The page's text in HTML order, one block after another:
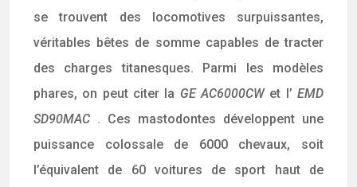
se trouvent des locomotives surpuissantes,
véritables bêtes de somme capables de tracter
des charges titanesques. Parmi les modèles
phares, on peut citer la GE AC6000CW et l’EMD
SD90MAC . Ces mastodontes développent une
puissance colossale de 6000 chevaux, soit
l’équivalent de 60 voitures de sport haut de